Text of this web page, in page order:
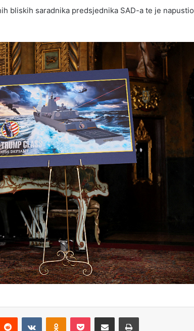
bliskih saradnika predsjednika SAD-a te je napustio
Reddit VKontakteOdnoklassniki
Pocket Share via Email Print